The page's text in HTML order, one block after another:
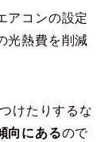
アコンの設定
光熱費を削減
けたりするな
向にあるので